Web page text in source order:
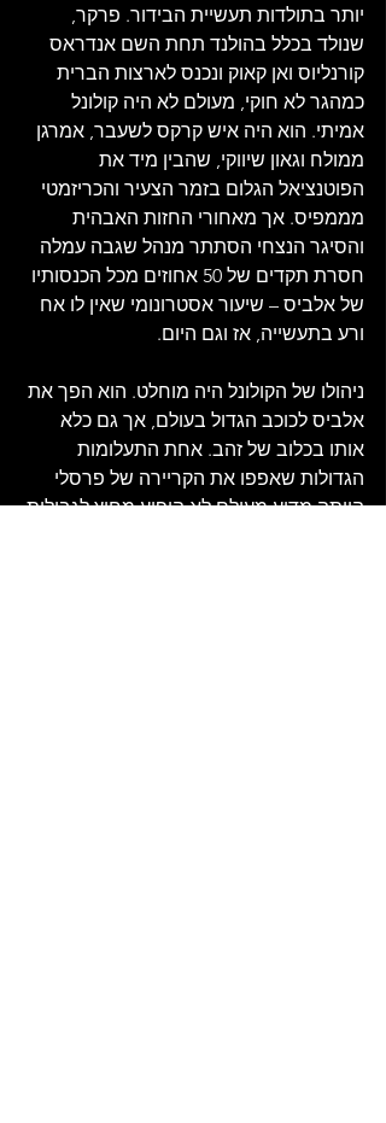
יותר בתולדות תעשיית הבידור. פרקר,
שנולד בכלל בהולנד תחת השם אנדראס
קורנליוס ואן קאוק ונכנס לארצות הברית
כמהגר לא חוקי, מעולם לא היה קולונל
אמיתי. הוא היה איש קרקס לשעבר, אמרגן
ממולח וגאון שיווקי, שהבין מיד את
הפוטנציאל הגלום בזמר הצעיר והכריזמטי
מממפיס. אך מאחורי החזות האבהית
והסיגר הנצחי הסתתר מנהל שגבה עמלה
חסרת תקדים של 50 אחוזים מכל הכנסותיו
של אלביס – שיעור אסטרונומי שאין לו אח
ורע בתעשייה, אז וגם היום.
ניהולו של הקולונל היה מוחלט. הוא הפך את
אלביס לכוכב הגדול בעולם, אך גם כלא
אותו בכלוב של זהב. אחת התעלומות
הגדולות שאפפו את הקריירה של פרסלי
הייתה מדוע מעולם לא הופיע מחוץ לגבולות